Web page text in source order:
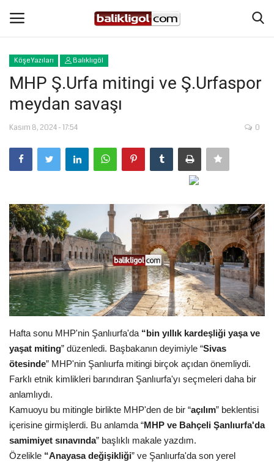
Giriş Yap
Anasayfa
Magazin
Şanlıurfa
Eğitim
Spor
Gündem
Tekno Bilim
Ekonomi
Siyaset
Galeriler
Yaşam
Köşe Yazıları Balıklıgöl
MHP Ş.Urfa mitingi ve Ş.Urfaspor
meydan savaşı
Kasım 8, 2024 - 17:54 0
Hafta sonu MHP'nin Şanlıurfa'da “bin yıllık kardeşliği yaşa ve
yaşat miting” düzenledi. Başbakanın deyimiyle “Sivas
ötesinde” MHP'nin Şanlıurfa mitingi birçok açıdan önemliydi.
Farklı etnik kimlikleri barındıran Şanlıurfa'yı seçmeleri daha bir
anlamlıydı.
Kamuoyu bu mitingle birlikte MHP'den de bir “açılım” beklentisi
içerisine girmişlerdi. Bu anlamda “MHP ve Bahçeli Şanlıurfa'da
samimiyet sınavında” başlıklı makale yazdım.
Özelikle “Anayasa değişikliği” ve Şanlıurfa'da son yerel